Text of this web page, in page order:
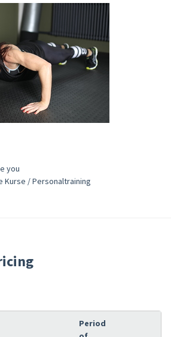
you
/ Personaltraining
Period